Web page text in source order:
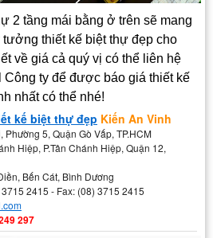
2 tầng mái bằng ở trên sẽ mang
tưởng thiết kế biệt thự đẹp cho
về giá cả quý vị có thể liên hệ
Công ty để được báo giá thiết kế
nhất có thể nhé!
kế biệt thự đẹp Kiến An Vinh
Phường 5, Quận Gò Vấp, TP.HCM
Hiệp, P.Tân Chánh Hiệp, Quận 12,
Bến Cát, Bình Dương
2415 - Fax: (08) 3715 2415
297